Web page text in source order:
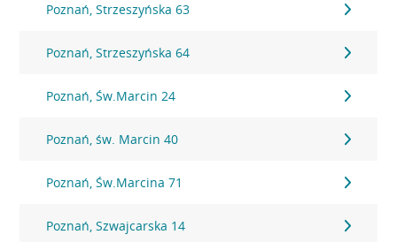
Poznań, Strzeszyńska 63
Poznań, Strzeszyńska 64
Poznań, Św.Marcin 24
Poznań, św. Marcin 40
Poznań, Św.Marcina 71
Poznań, Szwajcarska 14